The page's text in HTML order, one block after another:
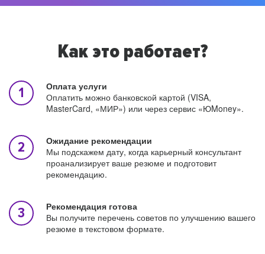
Как это работает?
Оплата услуги
Оплатить можно банковской картой (VISA,
MasterCard, «МИР») или через сервис «ЮMoney».
Ожидание рекомендации
Мы подскажем дату, когда карьерный консультант
проанализирует ваше резюме и подготовит
рекомендацию.
Рекомендация готова
Вы получите перечень советов по улучшению вашего
резюме в текстовом формате.